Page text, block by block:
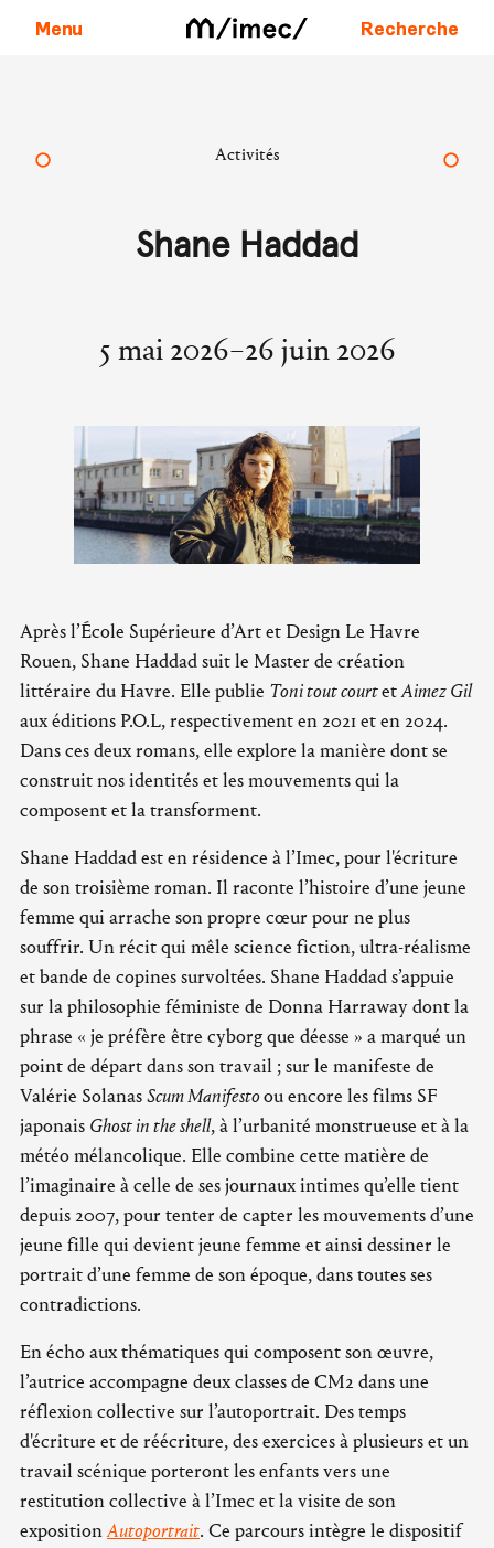
Menu Recherche
Activités
Shane Haddad
5 mai 2026–26 juin 2026
Après l’École Supérieure d’Art et Design Le Havre
Rouen, Shane Haddad suit le Master de création
littéraire du Havre. Elle publie Toni tout courtetAimez Gil
aux éditions P.O.L, respectivement en 2021 et en 2024.
Dans ces deux romans, elle explore la manière dont se
construit nos identités et les mouvements qui la
composent et la transforment.
Shane Haddad est en résidence à l’Imec, pour l'écriture
de son troisième roman. Il raconte l’histoire d’une jeune
femme qui arrache son propre cœur pour ne plus
souffrir. Un récit qui mêle science fiction, ultra-réalisme
et bande de copines survoltées. Shane Haddad s’appuie
sur la philosophie féministe de Donna Harraway dont la
phrase « je préfère être cyborg que déesse » a marqué un
point de départ dans son travail ; sur le manifeste de
Valérie SolanasScum Manifestoou encore les films SF
japonais Ghost in the shell, à l’urbanité monstrueuse et à la
météo mélancolique. Elle combine cette matière de
l’imaginaire à celle de ses journaux intimes qu’elle tient
depuis 2007, pour tenter de capter les mouvements d’une
jeune fille qui devient jeune femme et ainsi dessiner le
portrait d’une femme de son époque, dans toutes ses
contradictions.
En écho aux thématiques qui composent son œuvre,
l’autrice accompagne deux classes de CM2 dans une
réflexion collective sur l’autoportrait. Des temps
d'écriture et de réécriture, des exercices à plusieurs et un
travail scénique porteront les enfants vers une
restitution collective à l’Imec et la visite de son
expositionAutoportrait. Ce parcours intègre le dispositif